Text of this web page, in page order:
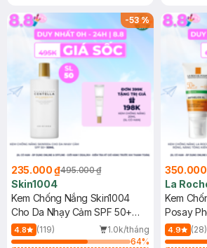
25ml (SL Có Hạn)
-53%
235.000 ₫495.000 ₫
Skin1004
Kem Chống Nắng Skin1004
Cho Da Nhạy Cảm SPF 50+
50ml
4.8 (119)
1.0k/tháng
64%
La
Kem
Posay
Kiềm Dầu
4.9 (28)